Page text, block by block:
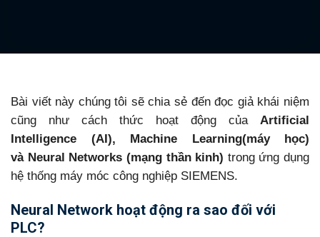
Bài viết này chúng tôi sẽ chia sẻ đến đọc giả khái niệm
cũng như cách thức hoạt động của Artificial
Intelligence (AI), Machine Learning(máy học)
và Neural Networks (mạng thần kinh) trong ứng dụng
hệ thống máy móc công nghiệp SIEMENS.
Neural Network hoạt động ra sao đối với
PLC?